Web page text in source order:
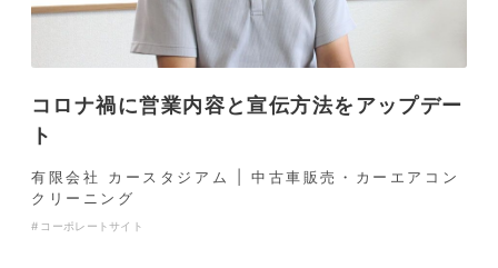
コロナ禍に営業内容と宣伝方法をアップデー
ト
有限会社 カースタジアム | 中古車販売・カーエアコン
クリーニング
コーポレートサイト